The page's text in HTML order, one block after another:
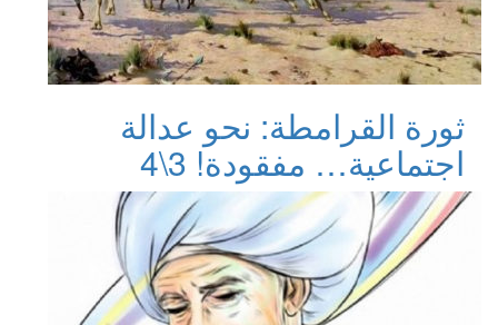
ثورة القرامطة: نحو عدالة
اجتماعية… مفقودة! 3\4